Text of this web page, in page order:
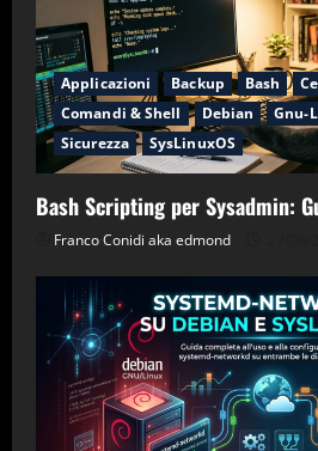
Applicazioni Backup Bash
Comandi & Shell
Debian Gnu-
Sicurezza
SysLinuxOS
Bash Scripting per Sysadmin:
Franco Conidi aka edmond